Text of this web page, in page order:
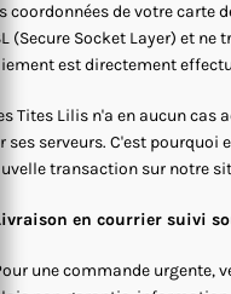
coordonnées de votre carte
(Secure Socket Layer) et
est directement
Tites Lilis n'a en aucun cas
ses serveurs. C'est pourquoi
transaction sur notre
en courrier suivi
une commande urgente,